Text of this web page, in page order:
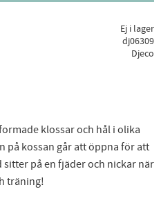
Ej i lager
dj06309
Djeco
klossar och hål i olika
på kossan går att öppna för att
på en fjäder och nickar när
träning!